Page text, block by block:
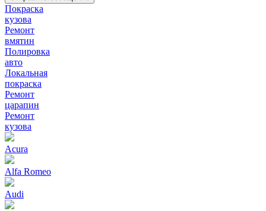
Покраска
кузова
Ремонт
вмятин
Полировка
авто
Локальная
покраска
Ремонт
царапин
Ремонт
кузова
Acura
Alfa Romeo
Audi